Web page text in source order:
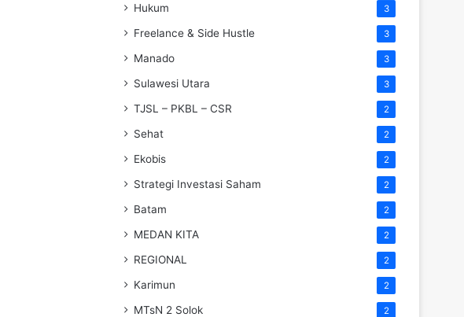
Hukum 3
Freelance & Side Hustle 3
Manado 3
Sulawesi Utara 3
TJSL – PKBL – CSR 2
Sehat 2
Ekobis 2
Strategi Investasi Saham 2
Batam 2
MEDAN KITA 2
REGIONAL 2
Karimun 2
MTsN 2 Solok 2